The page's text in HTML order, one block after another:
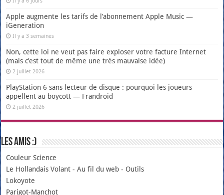
Apple augmente les tarifs de l’abonnement Apple Music —
iGeneration
Il y a 3 semaines
Non, cette loi ne veut pas faire exploser votre facture Internet
(mais c’est tout de même une très mauvaise idée)
2 juillet 2026
PlayStation 6 sans lecteur de disque : pourquoi les joueurs
appellent au boycott — Frandroid
2 juillet 2026
Les amis :)
Couleur Science
Le Hollandais Volant -Au fil du web - Outils
Lokoyote
Parigot-Manchot